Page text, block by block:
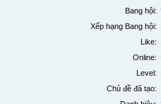
Bang hội:
Xếp hạng Bang hội:
Like:
Online:
Level:
Chủ đề đã tạo: